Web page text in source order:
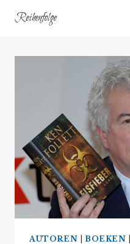
naarReihenfolge
AUTOREN BOEKEN